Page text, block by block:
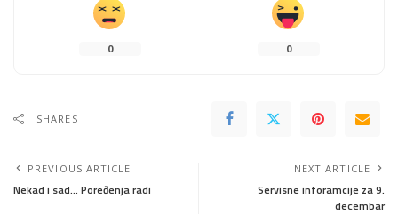
0 0
SHARES
PREVIOUS ARTICLE
Nekad i sad… Poređenja radi
NEXT ARTICLE
Servisne inforamcije za 9.
decembar